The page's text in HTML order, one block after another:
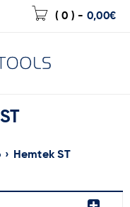
( 0 ) - 0,00€
› Hemtek ST